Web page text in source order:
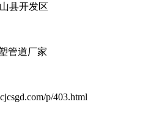
县开发区
管道厂家
p/403.html